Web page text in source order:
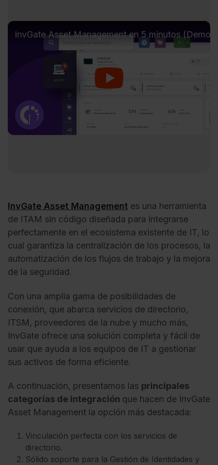
InvGate Asset Management en 5 minutos (Demo)
InvGate Asset Management es una herramienta
de ITAM sin código diseñada para integrarse
perfectamente en el ecosistema existente de IT, lo
cual garantiza la centralización de los procesos, la
automatización de los flujos de trabajo y la mejora
de la seguridad.
Con una amplia gama de posibilidades de
conexión, que abarca servicios de directorio,
ITSM, proveedores de la nube y mucho más,
InvGate ofrece una solución completa y fácil de
usar que ayuda a los equipos de IT a gestionar
sus activos de forma eficiente.
A continuación, presentamos las principales
categorías de integración que hacen de InvGate
Asset Management la opción más destacada:
Vinculación perfecta con los servicios de
directorio.
Sólido soporte para la Gestión de Identidades y